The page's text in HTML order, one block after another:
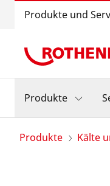
Produkte und
Produkte
Produkte Kälte